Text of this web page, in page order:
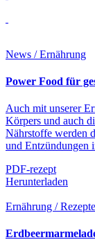
News / Ernährung
Power Food für
Auch mit unserer
Körpers und auch
Nährstoffe werden
und Entzündungen
PDF-rezept
Herunterladen
Ernährung /